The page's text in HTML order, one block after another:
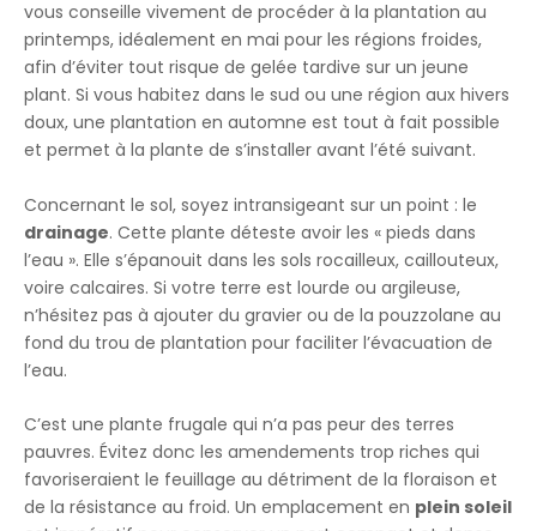
vous conseille vivement de procéder à la plantation au
printemps, idéalement en mai pour les régions froides,
afin d’éviter tout risque de gelée tardive sur un jeune
plant. Si vous habitez dans le sud ou une région aux hivers
doux, une plantation en automne est tout à fait possible
et permet à la plante de s’installer avant l’été suivant.
Concernant le sol, soyez intransigeant sur un point : le
drainage. Cette plante déteste avoir les « pieds dans
l’eau ». Elle s’épanouit dans les sols rocailleux, caillouteux,
voire calcaires. Si votre terre est lourde ou argileuse,
n’hésitez pas à ajouter du gravier ou de la pouzzolane au
fond du trou de plantation pour faciliter l’évacuation de
l’eau.
C’est une plante frugale qui n’a pas peur des terres
pauvres. Évitez donc les amendements trop riches qui
favoriseraient le feuillage au détriment de la floraison et
de la résistance au froid. Un emplacement en plein soleil